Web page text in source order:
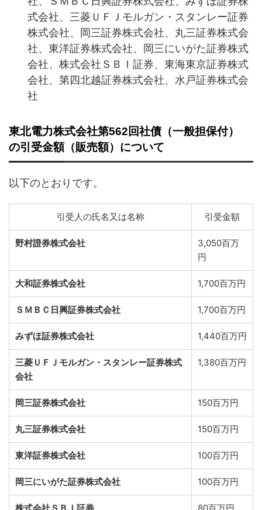
式会社、三菱ＵＦＪモルガン・スタンレー証券
株式会社、岡三証券株式会社、丸三証券株式会
社、東洋証券株式会社、岡三にいがた証券株式
会社、株式会社ＳＢＩ証券、東海東京証券株式
会社、第四北越証券株式会社、水戸証券株式会
社
東北電力株式会社第562回社債（一般担保付）
の引受金額（販売額）について
以下のとおりです。
引受人の氏名又は名称 引受金額
野村證券株式会社
3,050百万
円
大和証券株式会社 1,700百万円
ＳＭＢＣ日興証券株式会社 1,700百万円
みずほ証券株式会社 1,440百万円
三菱ＵＦＪモルガン・スタンレー証券株式
会社
1,380百万円
岡三証券株式会社 150百万円
丸三証券株式会社 150百万円
東洋証券株式会社 100百万円
岡三にいがた証券株式会社 100百万円